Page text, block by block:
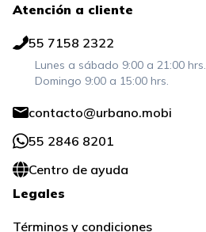
Legales
Términos y condiciones
Atención a cliente
55 7158 2322
Lunes a sábado 9:00 a 21:00 hrs.
Domingo 9:00 a 15:00 hrs.
contacto@urbano.mobi
55 2846 8201
Centro de ayuda